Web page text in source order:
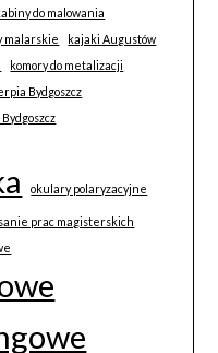
do malowania
malarskie
kajaki Augustów
komory do metalizacji
Bydgoszcz
okulary polaryzacyjne
prac magisterskich